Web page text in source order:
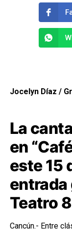
Jocelyn Díaz /
La
en
este 15
entrada
Teatro
Cancún.- Entre